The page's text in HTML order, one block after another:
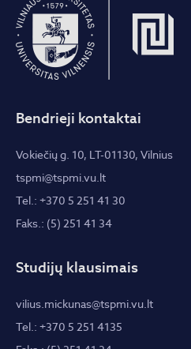
Bendrieji kontaktai
Vokiečių g. 10, LT-01130, Vilnius
tspmi@tspmi.vu.lt
Tel.: +370 5 251 41 30
Faks.: (5) 251 41 34
Studijų klausimais
vilius.mickunas@tspmi.vu.lt
Tel.: +370 5 251 4135